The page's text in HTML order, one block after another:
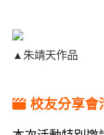
▲朱靖天作品
校友分享會